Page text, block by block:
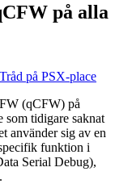
på alla
Tråd på PSX-place
(qCFW) på
som tidigare saknat
använder sig av en
funktion i
Serial Debug),